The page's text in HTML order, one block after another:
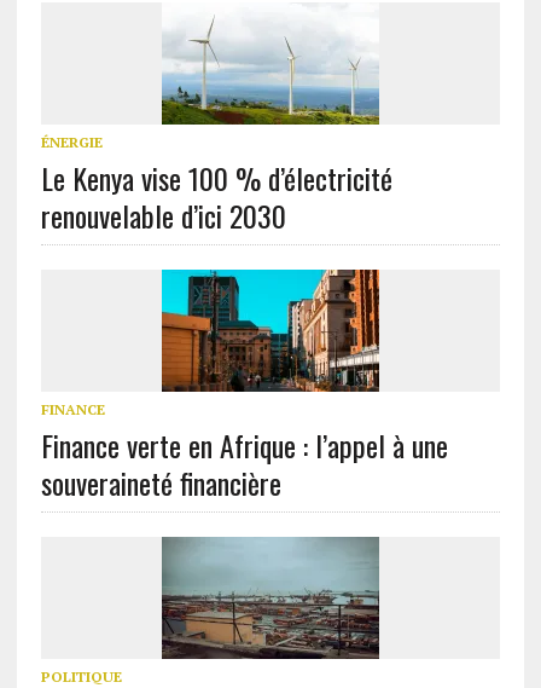
ÉNERGIE
Le Kenya vise 100 % d’électricité
renouvelable d’ici 2030
FINANCE
Finance verte en Afrique : l’appel à une
souveraineté financière
POLITIQUE